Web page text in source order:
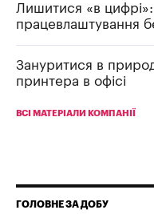
Лишитися «в
працевлаштування
Зануритися в
принтера в офісі
ВСІ МАТЕРІАЛИ КОМПАНІЇ
ГОЛОВНЕ ЗА ДОБУ